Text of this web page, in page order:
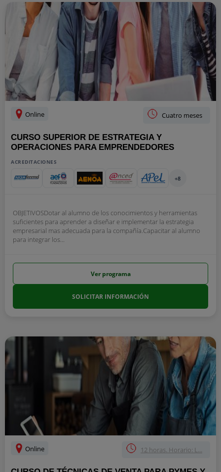
Online Cuatro meses
CURSO SUPERIOR DE ESTRATEGIA Y
OPERACIONES PARA EMPRENDEDORES
ACREDITACIONES
+8
OBJETIVOSDotar al alumno de los conocimientos y herramientas
suficientes para aprender a diseñar e implementar la estrategia
empresarial mas adecuada para la compañía.Capacitar al alumno
para integrar los...
Ver programa
SOLICITAR INFORMACIÓN
Online 12 horas. Horario: L...